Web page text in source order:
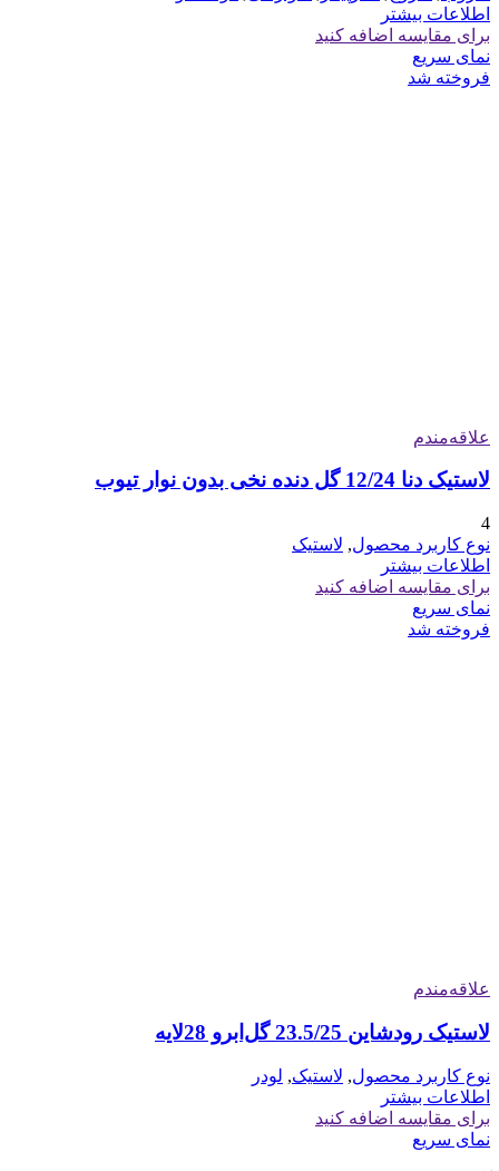
اطلاعات بیشتر
برای مقایسه اضافه کنید
نمای سریع
فروخته شد
علاقه‌مندم
لاستیک دنا 12/24 گل دنده نخی بدون نوار تیوب
4
نوع کاربرد محصول, لاستیک
اطلاعات بیشتر
برای مقایسه اضافه کنید
نمای سریع
فروخته شد
علاقه‌مندم
لاستیک رودشاین 23.5/25 گل‌ابرو 28لایه
نوع کاربرد محصول, لاستیک, لودر
اطلاعات بیشتر
برای مقایسه اضافه کنید
نمای سریع